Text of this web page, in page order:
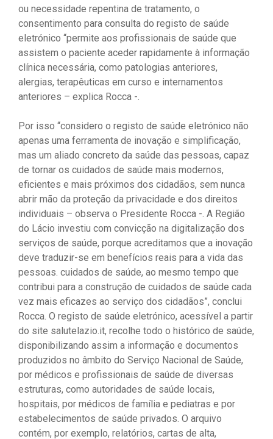
ou necessidade repentina de tratamento, o
consentimento para consulta do registo de saúde
eletrónico “permite aos profissionais de saúde que
assistem o paciente aceder rapidamente à informação
clínica necessária, como patologias anteriores,
alergias, terapêuticas em curso e internamentos
anteriores – explica Rocca -.
Por isso “considero o registo de saúde eletrónico não
apenas uma ferramenta de inovação e simplificação,
mas um aliado concreto da saúde das pessoas, capaz
de tornar os cuidados de saúde mais modernos,
eficientes e mais próximos dos cidadãos, sem nunca
abrir mão da proteção da privacidade e dos direitos
individuais – observa o Presidente Rocca -. A Região
do Lácio investiu com convicção na digitalização dos
serviços de saúde, porque acreditamos que a inovação
deve traduzir-se em benefícios reais para a vida das
pessoas. cuidados de saúde, ao mesmo tempo que
contribui para a construção de cuidados de saúde cada
vez mais eficazes ao serviço dos cidadãos”, conclui
Rocca. O registo de saúde eletrónico, acessível a partir
do site salutelazio.it, recolhe todo o histórico de saúde,
disponibilizando assim a informação e documentos
produzidos no âmbito do Serviço Nacional de Saúde,
por médicos e profissionais de saúde de diversas
estruturas, como autoridades de saúde locais,
hospitais, por médicos de família e pediatras e por
estabelecimentos de saúde privados. O arquivo
contém, por exemplo, relatórios, cartas de alta,